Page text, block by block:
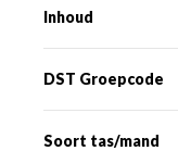
Inhoud
DST Groepcode
Soort tas/mand